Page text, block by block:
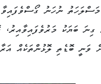
ނުހަނު ގޯސްވެފައިވާ
ބަޔަކު މަރުވެފައިވާއިރު،
ވަނީ ބޮޑެތި ލޮޅުންތަކެއް